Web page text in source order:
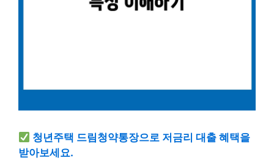
청년주택 드림청약통장으로 저금리 대출 혜택을
받아보세요.